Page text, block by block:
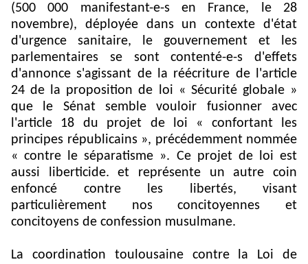
(500 000 manifestant-e-s en France, le 28
novembre), déployée dans un contexte d'état
d'urgence sanitaire, le gouvernement et les
parlementaires se sont contenté-e-s d'effets
d'annonce s'agissant de la réécriture de l'article
24 de la proposition de loi « Sécurité globale »
que le Sénat semble vouloir fusionner avec
l'article 18 du projet de loi « confortant les
principes républicains », précédemment nommée
« contre le séparatisme ». Ce projet de loi est
aussi liberticide. et représente un autre coin
enfoncé contre les libertés, visant
particulièrement nos concitoyennes et
concitoyens de confession musulmane.
La coordination toulousaine contre la Loi de